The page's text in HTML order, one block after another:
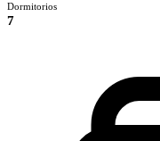
Dormitorios
7